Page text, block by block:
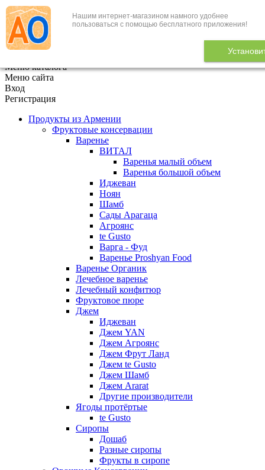
Нашим интернет-магазином намного удобнее
пользоваться с помощью бесплатного приложения!
+7 (495) 646-888-1
В корзине 0
Меню каталога
Меню сайта
Вход
Регистрация
Продукты из Армении
Фруктовые консервации
Варенье
ВИТАЛ
Варенья малый объем
Варенья большой объем
Иджеван
Ноян
Шамб
Сады Арагаца
Агроянс
te Gusto
Варга - Фуд
Варенье Proshyan Food
Варенье Органик
Лечебное варенье
Лечебный конфитюр
Фруктовое пюре
Джем
Иджеван
Джем YAN
Джем Агроянс
Джем Фрут Ланд
Джем te Gusto
Джем Шамб
Джем Ararat
Другие производители
Ягоды протёртые
te Gusto
Сиропы
Дошаб
Разные сиропы
Фрукты в сиропе